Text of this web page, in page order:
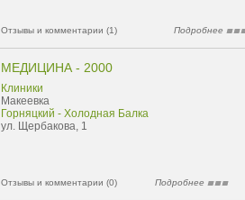
Отзывы и комментарии (1) Подробнее
МЕДИЦИНА - 2000
Клиники
Макеевка
Горняцкий - Холодная Балка
ул. Щербакова, 1
Отзывы и комментарии (0) Подробнее